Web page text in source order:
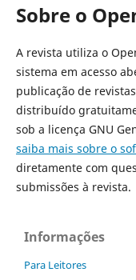
Sobre o
A revista utiliza o
sistema em acesso
publicação de
distribuído
sob a licença GNU
saiba mais sobre o
diretamente com
submissões à revista.
Informações
Para Leitores